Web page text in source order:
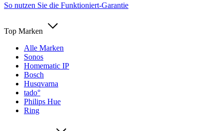
So nutzen Sie die Funktioniert-Garantie
Top Marken
Alle Marken
Sonos
Homematic IP
Bosch
Husqvarna
tado°
Philips Hue
Ring